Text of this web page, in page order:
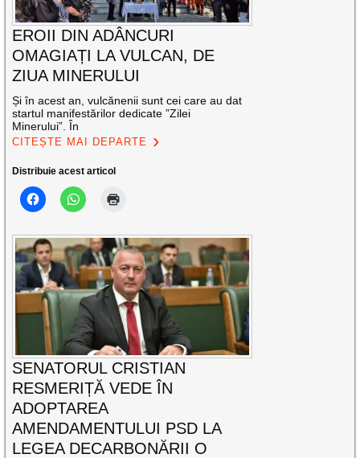
EROII DIN ADÂNCURI
OMAGIAȚI LA VULCAN, DE
ZIUA MINERULUI
Și în acest an, vulcănenii sunt cei care au dat
startul manifestărilor dedicate ”Zilei
Minerului”. În
CITEȘTE MAI DEPARTE
Distribuie acest articol
SENATORUL CRISTIAN
RESMERIȚĂ VEDE ÎN
ADOPTAREA
AMENDAMENTULUI PSD LA
LEGEA DECARBONĂRII O